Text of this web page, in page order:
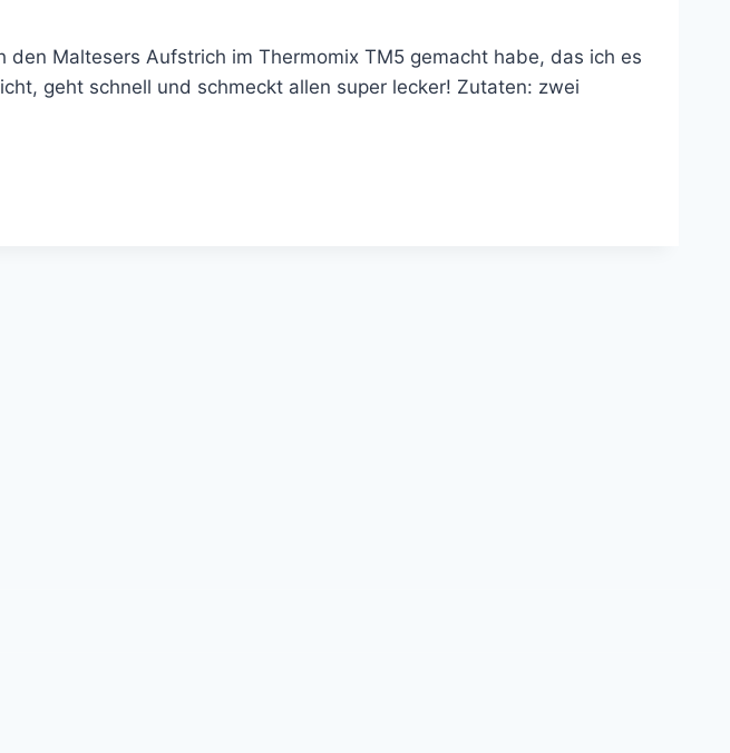
Maltesers Aufstrich im Thermomix TM5 gemacht habe, das ich es
geht schnell und schmeckt allen super lecker! Zutaten: zwei